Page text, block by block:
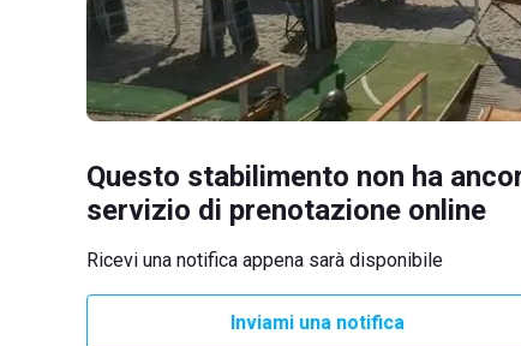
Questo stabilimento non ha
servizio di prenotazione online
Ricevi una notifica appena sarà disponibile
Inviami una notifica